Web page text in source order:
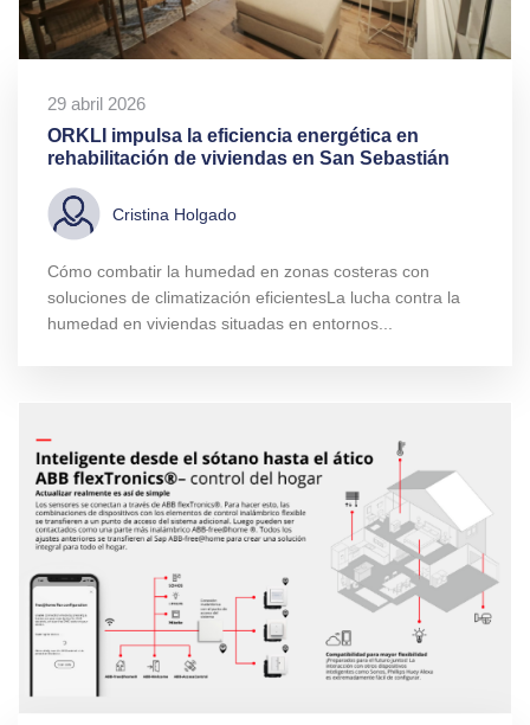
29 abril 2026
ORKLI impulsa la eficiencia energética en
rehabilitación de viviendas en San Sebastián
Cristina Holgado
Cómo combatir la humedad en zonas costeras con
soluciones de climatización eficientesLa lucha contra la
humedad en viviendas situadas en entornos...